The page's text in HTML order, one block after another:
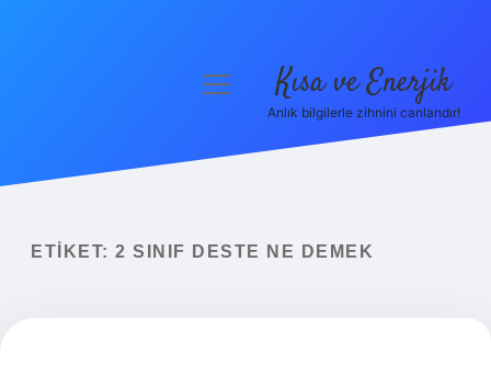
Yasal Uyarı
menüyü
Kısa ve Enerjik
Anlık bilgilerle zihnini canlandır!
ETIKET: 2 SINIF DESTE NE DEMEK